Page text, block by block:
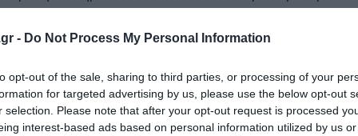
- Do Not Process My Personal Information
opt-out of the sale, sharing to third parties, or processing of your
for targeted advertising by us, please use the below opt-out
selection. Please note that after your opt-out request is processed
interest-based ads based on personal information utilized by us
από την πλήρη επιχειρησιακή εφαρμογή του νέου
δέκα αλληλένδετες νομοθετικές πράξεις
προστασία των εξωτερικών συνόρων, νέες διαδικασίες
την αλληλεγγύη μεταξύ των κρατών-μελών με την